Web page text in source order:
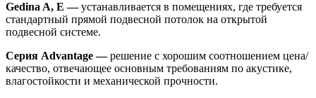
Gedina A, E —устанавливается в помещениях, где требуется
стандартный прямой подвесной потолок на открытой
подвесной системе.
Серия Advantage —решение с хорошим соотношением цена/
качество, отвечающее основным требованиям по акустике,
влагостойкости и механической прочности.